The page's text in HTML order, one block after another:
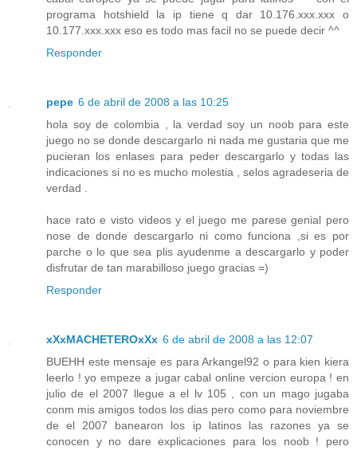
programa hotshield la ip tiene q dar 10.176.xxx.xxx o
10.177.xxx.xxx eso es todo mas facil no se puede decir ^^
Responder
pepe 6 de abril de 2008 a las 10:25
hola soy de colombia , la verdad soy un noob para este
juego no se donde descargarlo ni nada me gustaria que me
pucieran los enlases para peder descargarlo y todas las
indicaciones si no es mucho molestia , selos agradeseria de
verdad .
hace rato e visto videos y el juego me parese genial pero
nose de donde descargarlo ni como funciona ,si es por
parche o lo que sea plis ayudenme a descargarlo y poder
disfrutar de tan marabilloso juego gracias =)
Responder
xXxMACHETEROxXx 6 de abril de 2008 a las 12:07
BUEHH este mensaje es para Arkangel92 o para kien kiera
leerlo ! yo empeze a jugar cabal online vercion europa ! en
julio de el 2007 llegue a el lv 105 , con un mago jugaba
conm mis amigos todos los dias pero como para noviembre
de el 2007 banearon los ip latinos las razones ya se
conocen y no dare explicaciones para los noob ! pero